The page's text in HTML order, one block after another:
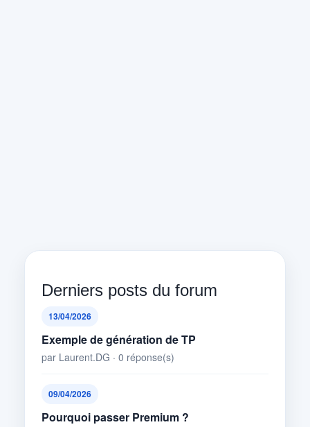
Derniers posts du forum
13/04/2026
Exemple de génération de TP
par Laurent.DG · 0 réponse(s)
09/04/2026
Pourquoi passer Premium ?